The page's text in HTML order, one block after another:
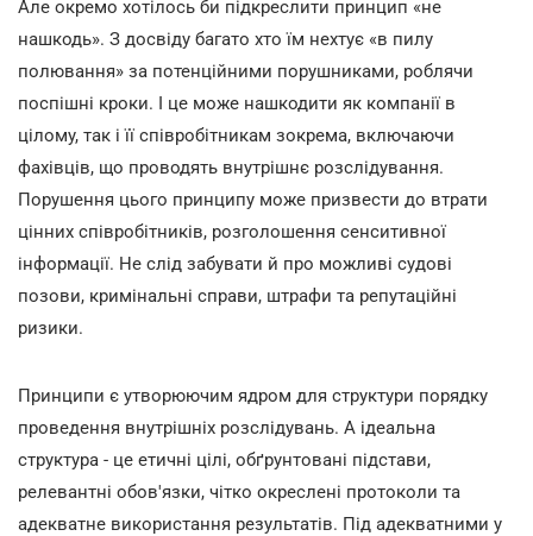
Але окремо хотілось би підкреслити принцип «не
нашкодь». З досвіду багато хто їм нехтує «в пилу
полювання» за потенційними порушниками, роблячи
поспішні кроки. І це може нашкодити як компанії в
цілому, так і її співробітникам зокрема, включаючи
фахівців, що проводять внутрішнє розслідування.
Порушення цього принципу може призвести до втрати
цінних співробітників, розголошення сенситивної
інформації. Не слід забувати й про можливі судові
позови, кримінальні справи, штрафи та репутаційні
ризики.
Принципи є утворюючим ядром для структури порядку
проведення внутрішніх розслідувань. А ідеальна
структура - це етичні цілі, обґрунтовані підстави,
релевантні обов'язки, чітко окреслені протоколи та
адекватне використання результатів. Під адекватними у